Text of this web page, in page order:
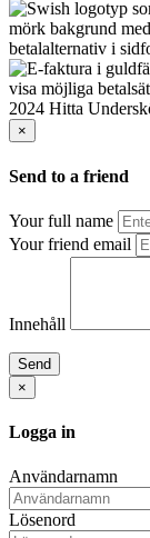
2024 Hitta
×
Send to a friend
Your full name
Your friend email
Innehåll
Send
×
Logga in
Användarnamn
Lösenord